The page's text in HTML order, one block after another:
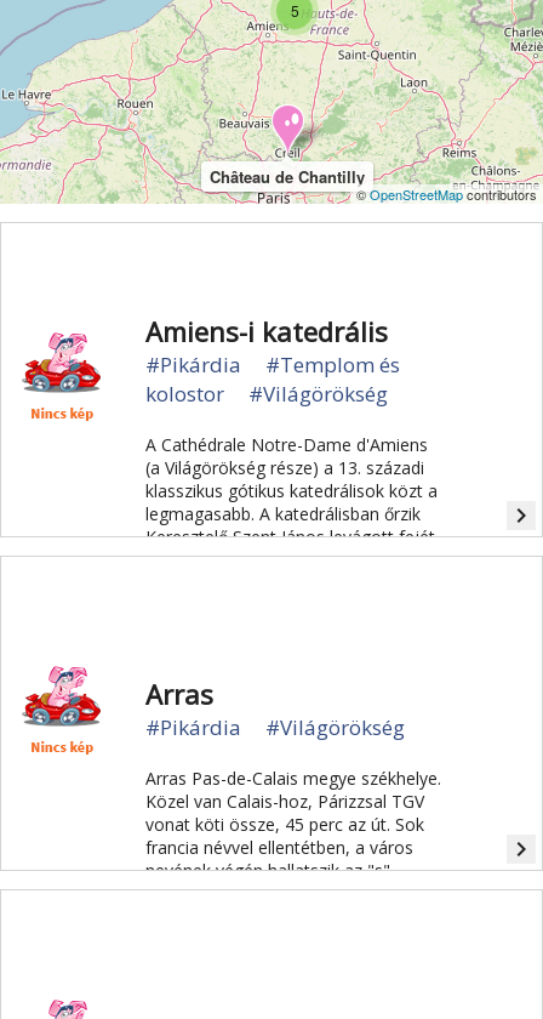
Szabadidőpark Sziget Szirt és fok Szurdok
Tavak Templom és kolostor Tengerpart
Természet Természeti park Toulouse Túra
Üdülési kártya Vár és kastély Városkalauzok
Városnézés Vidámpark Világörökség
5
Château de Chantilly
©OpenStreetMapcontributors
Amiens-i katedrális
#Pikárdia
#Templom és
kolostor
#Világörökség
A Cathédrale Notre-Dame d'Amiens
(a Világörökség része) a 13. századi
klasszikus gótikus katedrálisok közt a
legmagasabb. A katedrálisban őrzik
Keresztelő Szent János levágott fejét.
navigate_next
Arras
#Pikárdia #Világörökség
Arras Pas-de-Calais megye székhelye.
Közel van Calais-hoz, Párizzsal TGV
vonat köti össze, 45 perc az út. Sok
francia névvel ellentétben, a város
nevének végén hallatszik az "s".
45.000 lakóját Arrageois-nak hívják.
navigate_next